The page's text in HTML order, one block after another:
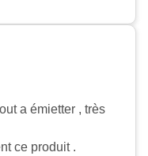
a émietter , très
ce produit .